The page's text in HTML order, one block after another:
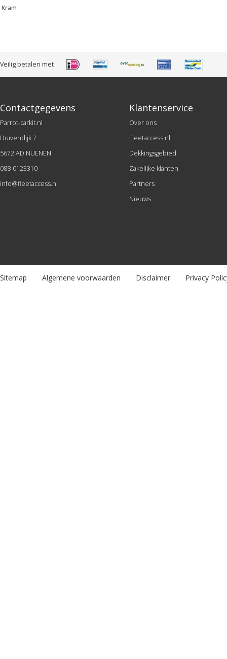
Kram
Veilig betalen met
Contactgegevens
Parrot-carkit.nl
Duivendijk 7
5672 AD NUENEN
088-0123310
info@fleetaccess.nl
Klantenservice
Over ons
Fleetaccess.nl
Dekkingsgebied
Zakelijke klanten
Partners
Nieuws
Sitemap Algemene voorwaarden Disclaimer Privacy